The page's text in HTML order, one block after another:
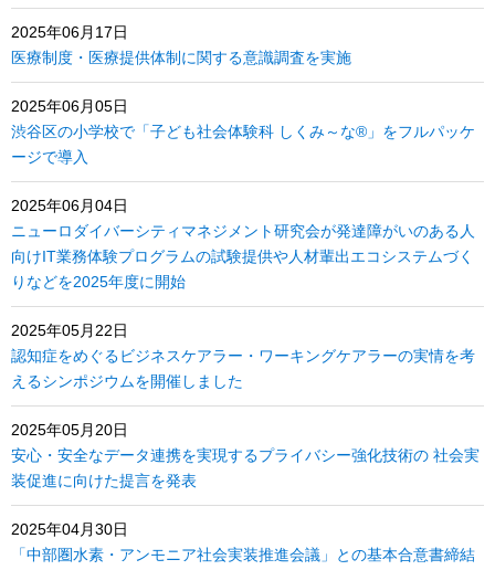
2025年06月17日
医療制度・医療提供体制に関する意識調査を実施
2025年06月05日
渋谷区の小学校で「子ども社会体験科 しくみ～な®」をフルパッケ
ージで導入
2025年06月04日
ニューロダイバーシティマネジメント研究会が発達障がいのある人
向けIT業務体験プログラムの試験提供や人材輩出エコシステムづく
りなどを2025年度に開始
2025年05月22日
認知症をめぐるビジネスケアラー・ワーキングケアラーの実情を考
えるシンポジウムを開催しました
2025年05月20日
安心・安全なデータ連携を実現するプライバシー強化技術の 社会実
装促進に向けた提言を発表
2025年04月30日
「中部圏水素・アンモニア社会実装推進会議」との基本合意書締結